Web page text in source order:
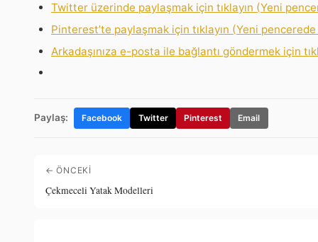
Twitter üzerinde paylaşmak için tıklayın (Yeni
Pinterest’te paylaşmak için tıklayın (Yeni pencerede
Arkadaşınıza e-posta ile bağlantı göndermek için
Paylaş: Facebook Twitter Pinterest Email
← ÖNCEKI
Çekmeceli Yatak Modelleri